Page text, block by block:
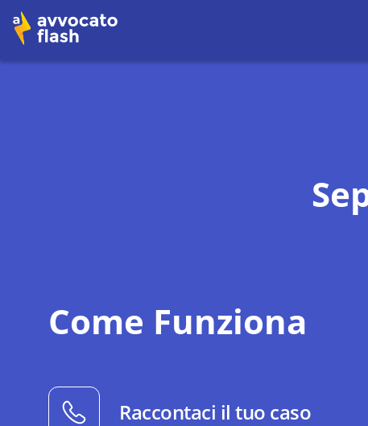
Come Funziona
Raccontaci il tuo caso